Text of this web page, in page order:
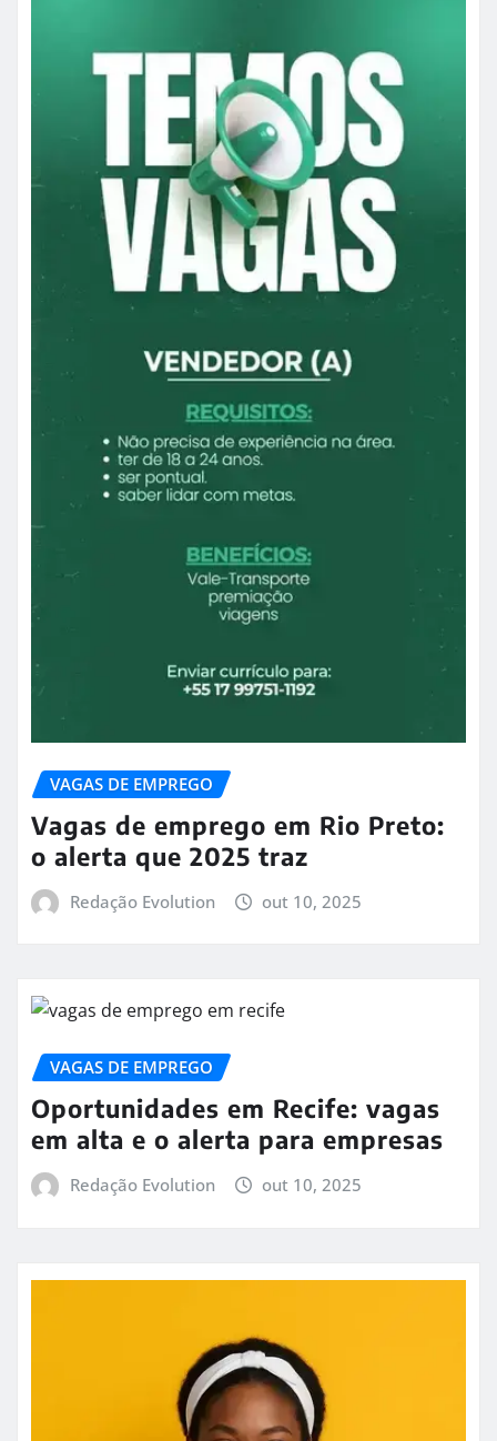
VAGAS DE EMPREGO
Vagas de emprego em Rio Preto:
o alerta que 2025 traz
Redação Evolution out 10, 2025
VAGAS DE EMPREGO
Oportunidades em Recife: vagas
em alta e o alerta para empresas
Redação Evolution out 10, 2025